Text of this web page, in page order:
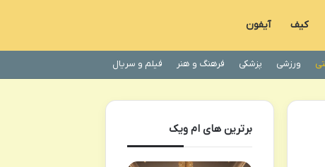
کیف آیفون
ورزشی پزشکی فرهنگ و هنر فیلم و سریال
برترین های ام ویک